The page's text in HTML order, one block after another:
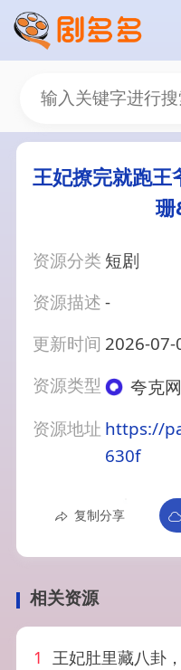
王妃撩完就跑王
珊
资源分类 短剧
资源描述-
更新时间 2026-07-
资源类型
夸克
资源地址 https://
630f
复制分享
相关资源
1 王妃肚里藏八卦，王爷听得入迷